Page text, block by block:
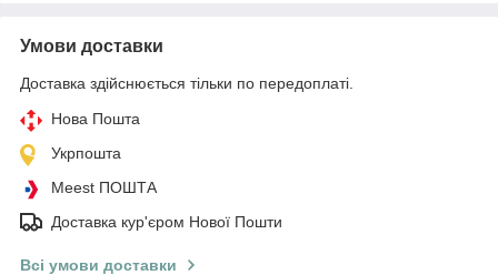
Умови доставки
Доставка здійснюється тільки по передоплаті.
Нова Пошта
Укрпошта
Meest ПОШТА
Доставка кур'єром Нової Пошти
Всі умови доставки